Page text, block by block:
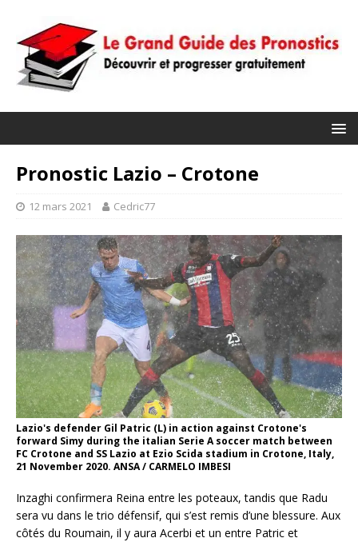
Pronostic Lazio – Crotone
12 mars 2021 Cedric77
Lazio's defender Gil Patric (L) in action against Crotone's
forward Simy during the italian Serie A soccer match between
FC Crotone and SS Lazio at Ezio Scida stadium in Crotone, Italy,
21 November 2020. ANSA / CARMELO IMBESI
Inzaghi confirmera Reina entre les poteaux, tandis que Radu
sera vu dans le trio défensif, qui s’est remis d’une blessure. Aux
côtés du Roumain, il y aura Acerbi et un entre Patric et